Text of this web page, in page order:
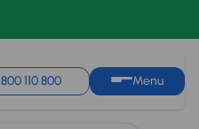
800 110 800 Menu